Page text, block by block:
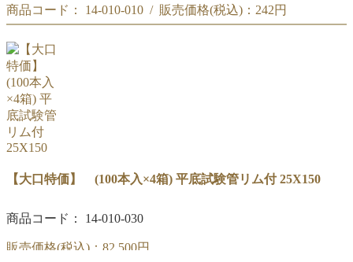
平底試験管リム付 25X100
規格:リム付き試験管
外径(mm):25
高さ(mm):100
材質:硬質1級(耐熱ガラス)
商品コード： 14-010-010 / 販売価格(税込)： 242円
平底試験管リム付 25X100
規格:リム付き試験管
外径(mm):25
高さ(mm):100
材質:硬質1級(耐熱ガラス)
【大口特価】 (100本入×4箱) 平底試験管リム付 25X150
商品コード： 14-010-030
販売価格(税込)： 82,500円